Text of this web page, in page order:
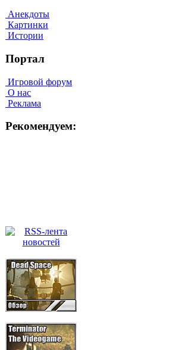
Анекдоты
Картинки
Истории
Портал
Игровой форум
О нас
Реклама
Рекомендуем: